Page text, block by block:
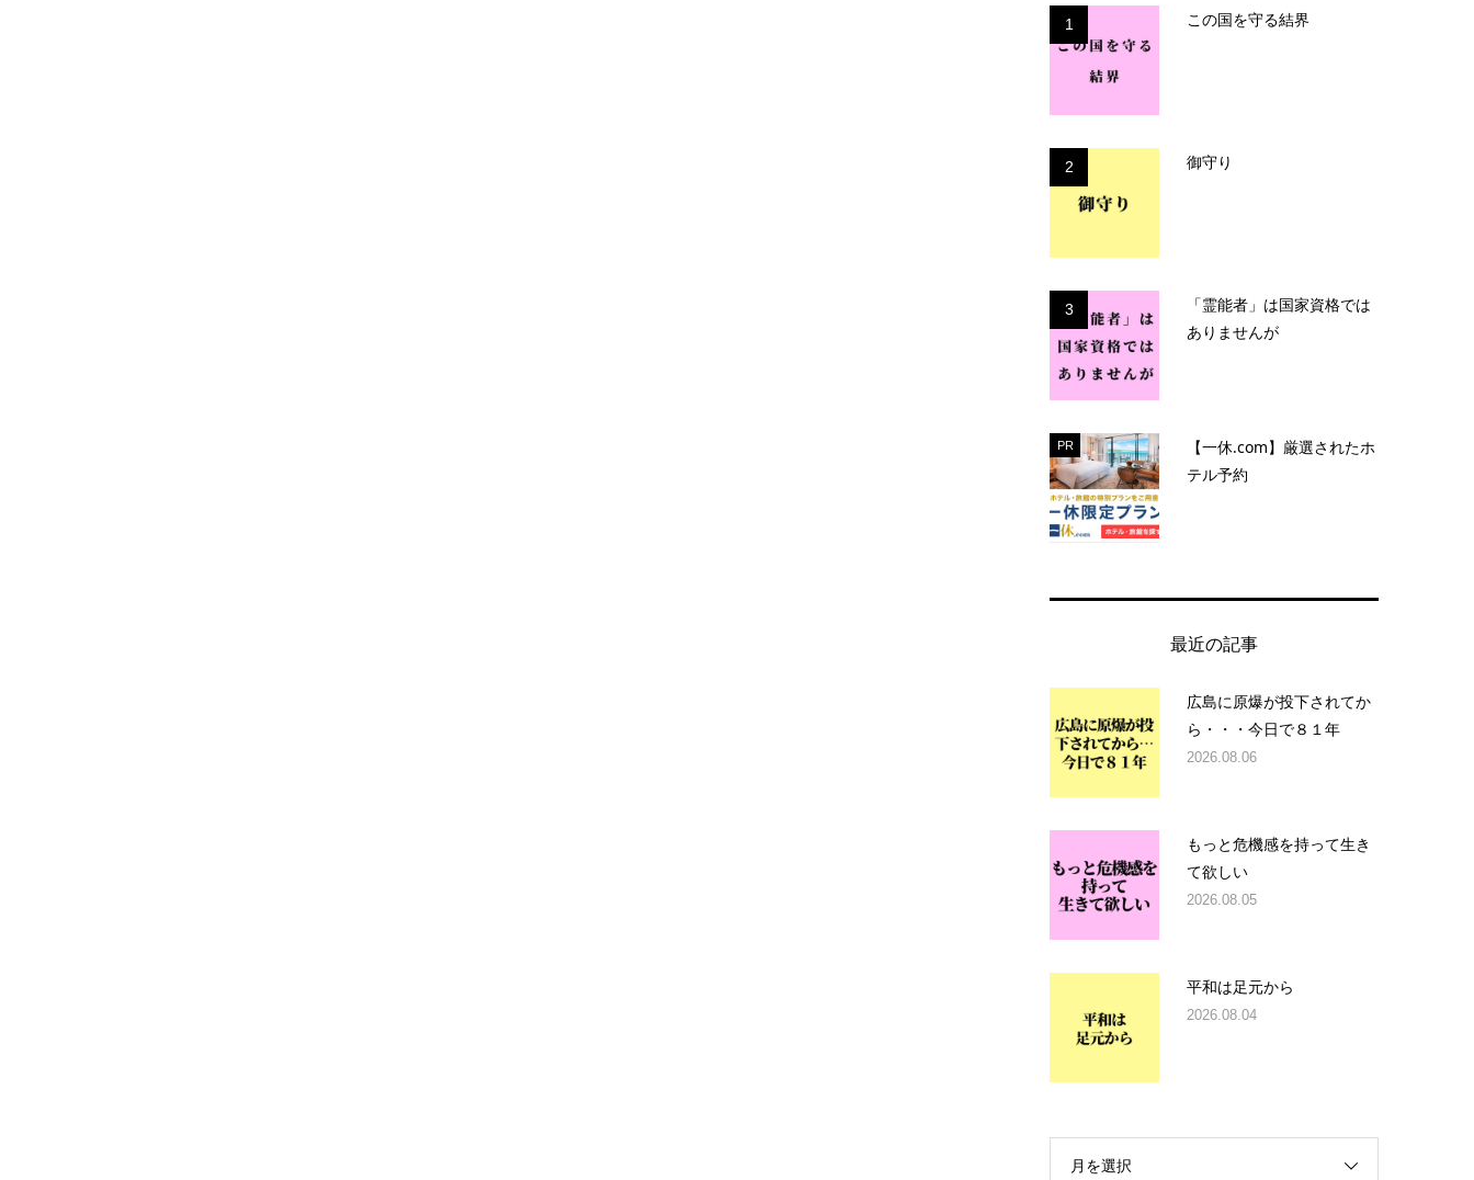
1 この国を守る結界
2 御守り
3
「霊能者」は国家資格では
ありませんが
PR
【一休.com】厳選されたホ
テル予約
最近の記事
広島に原爆が投下されてか
ら・・・今日で８１年
2026.08.06
もっと危機感を持って生き
て欲しい
2026.08.05
平和は足元から
2026.08.04
月を選択